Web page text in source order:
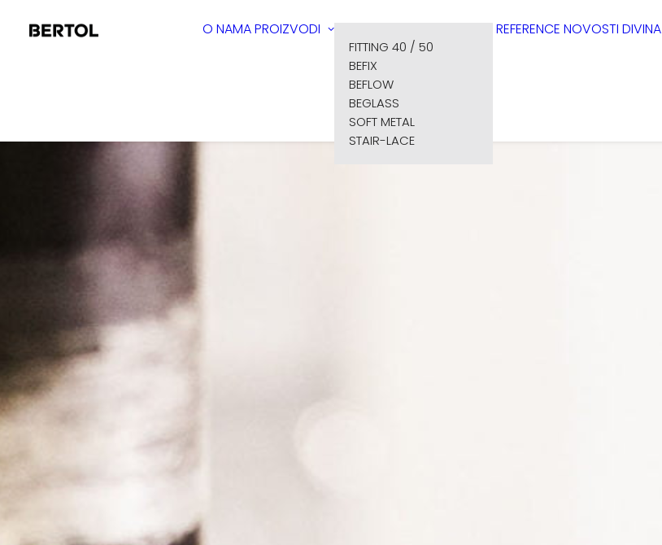
O NAMAPROIZVODI
FITTING 40 / 50
BEFIX
BEFLOW
BEGLASS
SOFT METAL
STAIR-LACE
REFERENCE NOVOSTI DIVINA